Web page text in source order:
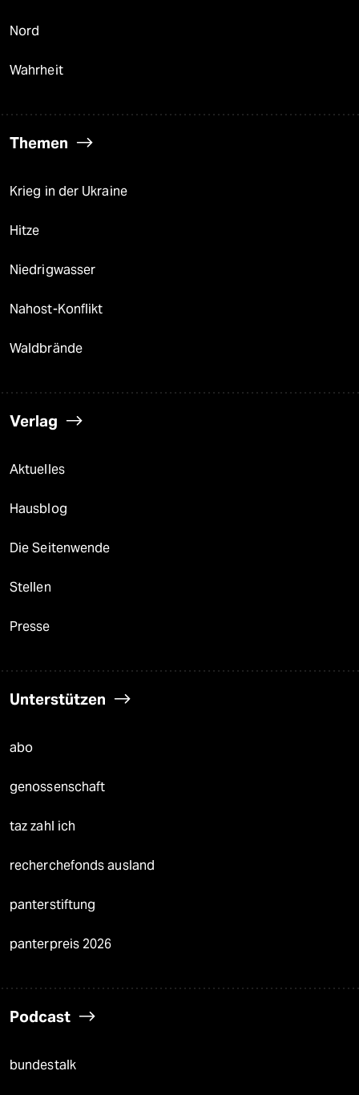
Nord
Wahrheit
Themen
Krieg in der Ukraine
Hitze
Niedrigwasser
Nahost-Konflikt
Waldbrände
Verlag
Aktuelles
Hausblog
Die Seitenwende
Stellen
Presse
Unterstützen
abo
genossenschaft
taz zahl ich
recherchefonds ausland
panterstiftung
panterpreis 2026
Podcast
bundestalk